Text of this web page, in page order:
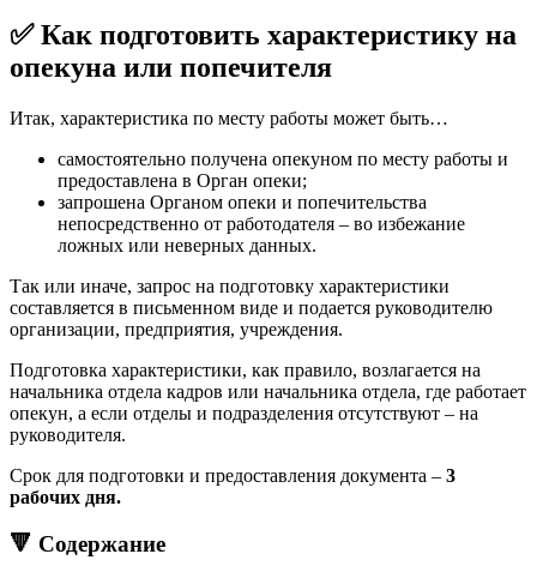
✅ Как подготовить характеристику на
опекуна или попечителя
Итак, характеристика по месту работы может быть…
самостоятельно получена опекуном по месту работы и
предоставлена в Орган опеки;
запрошена Органом опеки и попечительства
непосредственно от работодателя – во избежание
ложных или неверных данных.
Так или иначе, запрос на подготовку характеристики
составляется в письменном виде и подается руководителю
организации, предприятия, учреждения.
Подготовка характеристики, как правило, возлагается на
начальника отдела кадров или начальника отдела, где работает
опекун, а если отделы и подразделения отсутствуют – на
руководителя.
Срок для подготовки и предоставления документа – 3
рабочих дня.
🔻 Содержание